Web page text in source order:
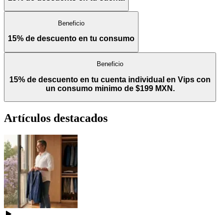
Beneficio
15% de descuento en tu consumo
Beneficio
15% de descuento en tu cuenta individual en Vips con
un consumo minimo de $199 MXN.
Artículos destacados